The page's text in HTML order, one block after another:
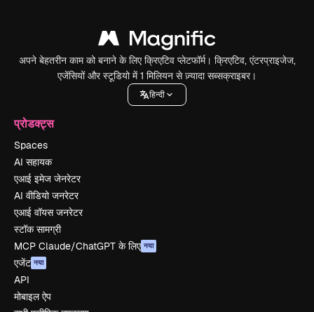
अपने बेहतरीन काम को बनाने के लिए क्रिएटिव प्लेटफॉर्म। क्रिएटिव, एंटरप्राइजेज,
एजेंसियों और स्टूडियो में 1 मिलियन से ज़्यादा सब्सक्राइबर।
हिन्दी
प्रोडक्ट्स
Spaces
AI सहायक
एआई इमेज जेनरेटर
AI वीडियो जनरेटर
एआई वॉयस जनरेटर
स्टॉक सामग्री
MCP Claude/ChatGPT के लिए नया
एजेंट नया
API
मोबाइल ऐप